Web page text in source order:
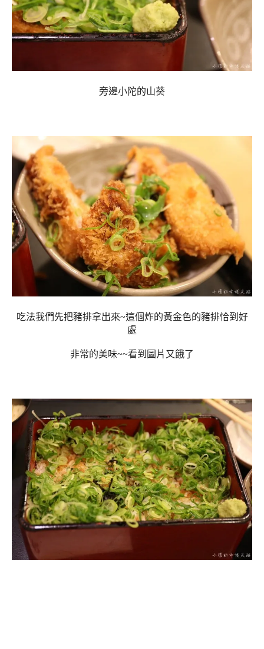
旁邊小陀的山葵
吃法我們先把豬排拿出來~這個炸的黃金色的豬排恰到好
處
非常的美味~~看到圖片又餓了